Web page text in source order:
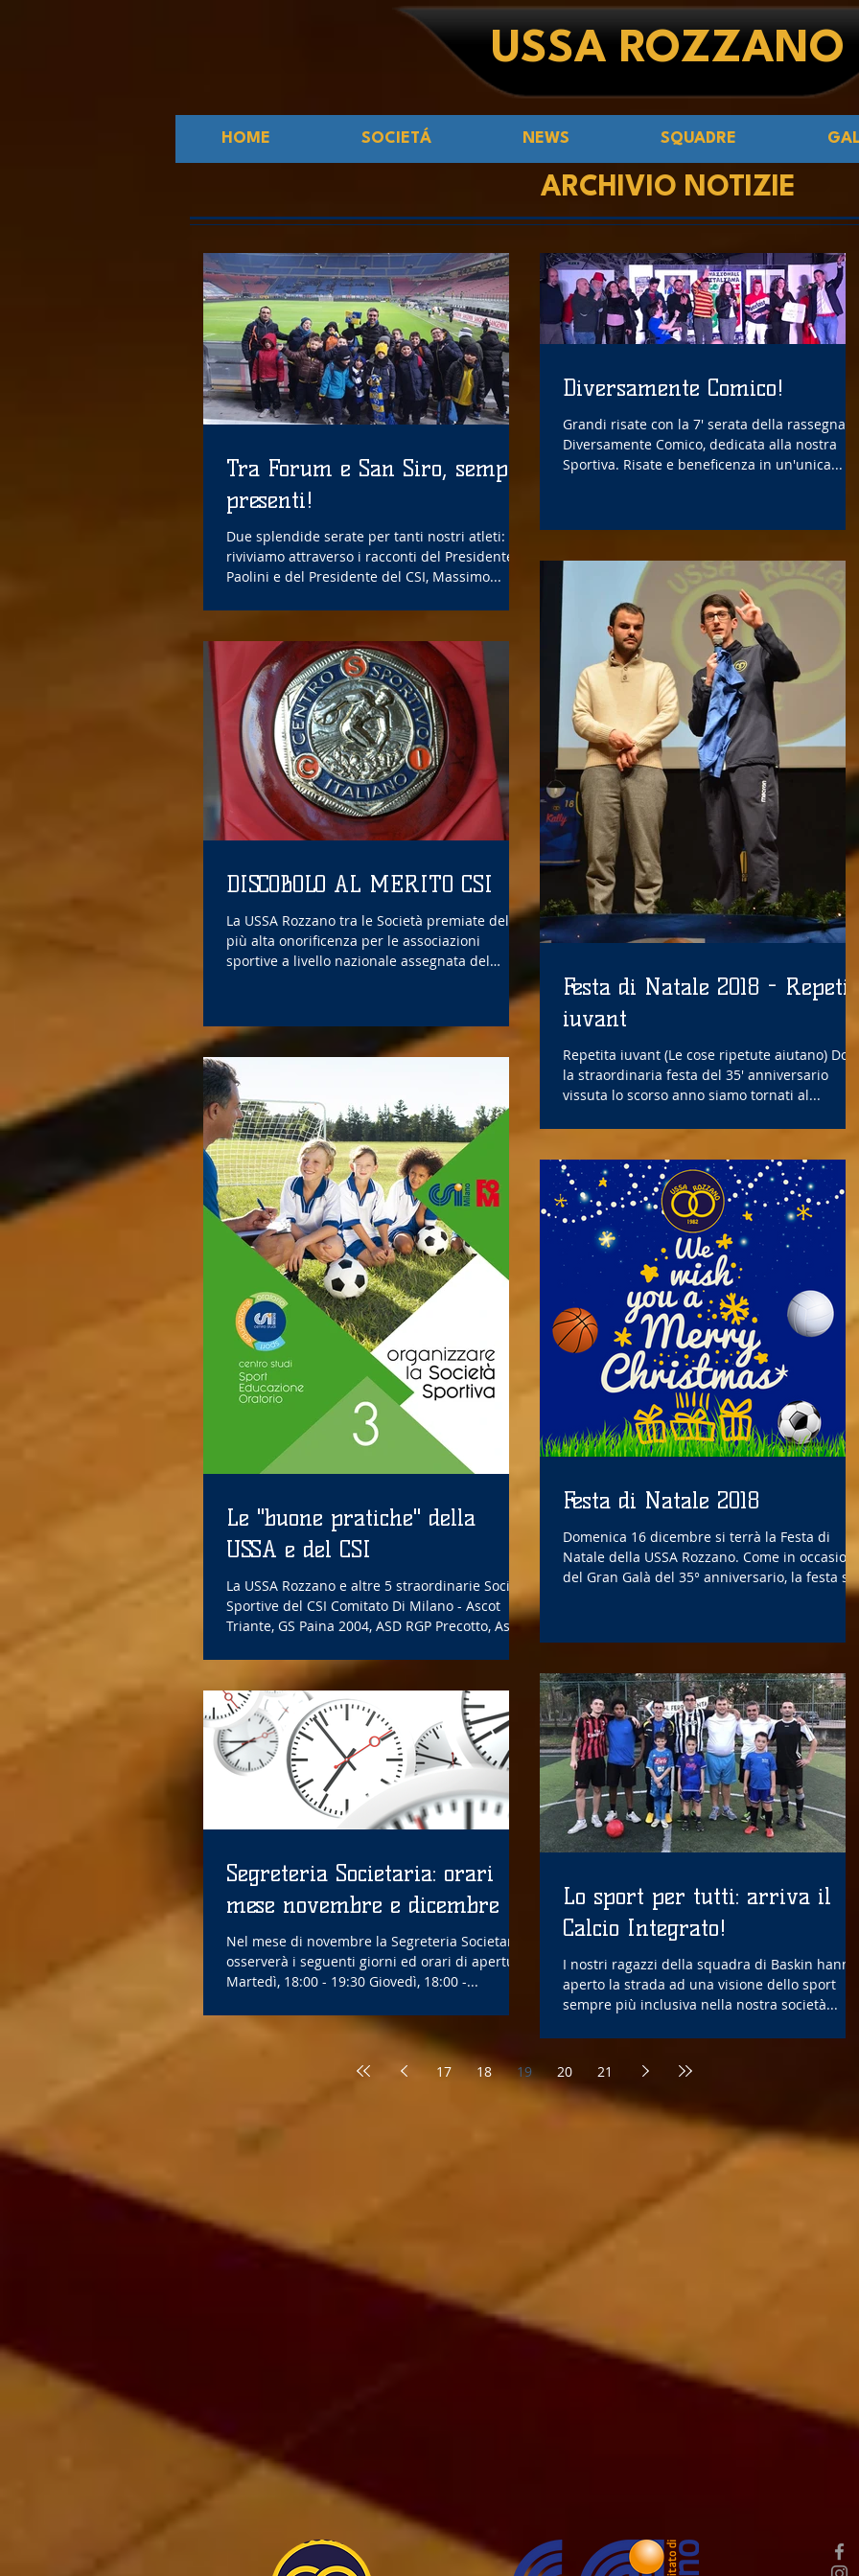
USSA ROZZANO
ARCHIVIO NOTIZIE
Tra Forum e San Siro, sempre
presenti!
Due splendide serate per tanti nostri atleti: le
riviviamo attraverso i racconti del Presidente
Paolini e del Presidente del CSI, Massimo...
Diversamente Comico!
Grandi risate con la 7' serata della rassegna
Diversamente Comico, dedicata alla nostra
Sportiva. Risate e beneficenza in un'unica...
DISCOBOLO AL MERITO CSI
La USSA Rozzano tra le Società premiate della
più alta onorificenza per le associazioni
sportive a livello nazionale assegnata del
Festa di Natale 2018 -
iuvant
Repetita iuvant (Le cose ripetute aiutano) Dopo
la straordinaria festa del 35' anniversario
vissuta lo scorso anno siamo tornati al...
Le "buone pratiche" della
USSA e del CSI
La USSA Rozzano e altre 5 straordinarie Società
Sportive del CSI Comitato Di Milano - Ascot
Triante, GS Paina 2004, ASD RGP Precotto, Asd...
Festa di Natale 2018
Domenica 16 dicembre si terrà la Festa di
Natale della USSA Rozzano. Come in occasione
del Gran Galà del 35° anniversario, la festa
Segreteria Societaria: orari
mese novembre e dicembre
Nel mese di novembre la Segreteria Societaria
osserverà i seguenti giorni ed orari di apertura:
Martedì, 18:00 - 19:30 Giovedì, 18:00 -...
Lo sport per tutti: arriva il
Calcio Integrato!
I nostri ragazzi della squadra di Baskin hanno
aperto la strada ad una visione dello sport
sempre più inclusiva nella nostra società...
17 18 19 20 21
HOME SOCIETÁ NEWS SQUADRE